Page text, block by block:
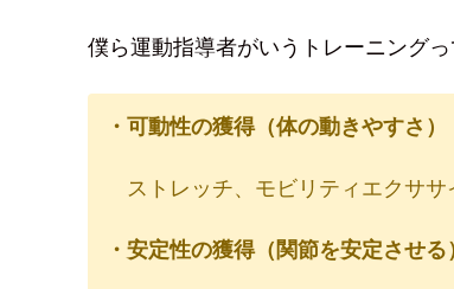
僕ら運動指導者がいうトレーニングっ
・可動性の獲得（体の動きやすさ）
ストレッチ、モビリティエクササ
・安定性の獲得（関節を安定させる